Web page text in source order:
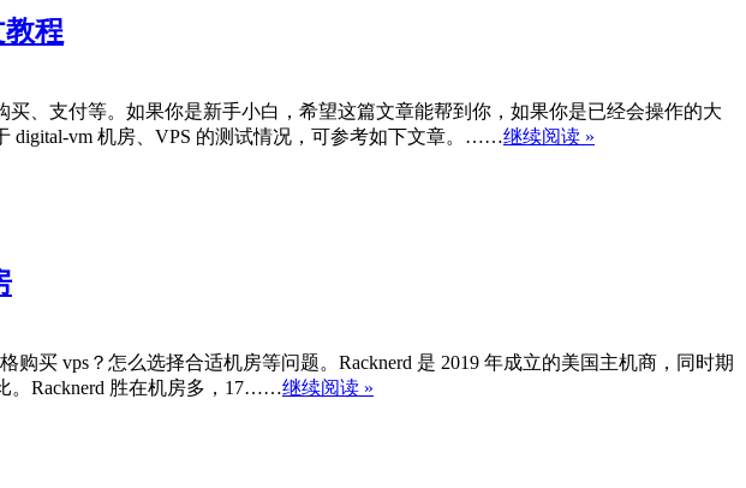
程
、支付等。如果你是新手小白，希望这篇文章能帮到你，如果你是已经会操作的大
digital-vm 机房、VPS 的测试情况，可参考如下文章。……继续阅读 »
购买 vps？怎么选择合适机房等问题。Racknerd 是 2019 年成立的美国主机商，同时期
。Racknerd 胜在机房多，17……继续阅读 »